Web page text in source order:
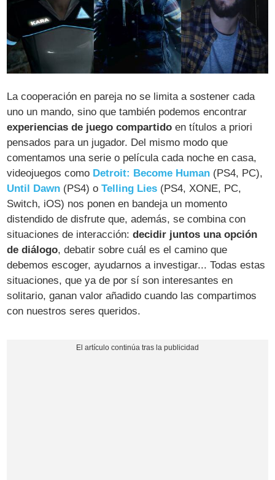
La cooperación en pareja no se limita a sostener cada
uno un mando, sino que también podemos encontrar
experiencias de juego compartido en títulos a priori
pensados para un jugador. Del mismo modo que
comentamos una serie o película cada noche en casa,
videojuegos como Detroit: Become Human (PS4, PC),
Until Dawn (PS4) oTelling Lies (PS4, XONE, PC,
Switch, iOS) nos ponen en bandeja un momento
distendido de disfrute que, además, se combina con
situaciones de interacción: decidir juntos una opción
de diálogo, debatir sobre cuál es el camino que
debemos escoger, ayudarnos a investigar... Todas estas
situaciones, que ya de por sí son interesantes en
solitario, ganan valor añadido cuando las compartimos
con nuestros seres queridos.